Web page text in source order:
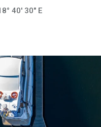
40' 30" E